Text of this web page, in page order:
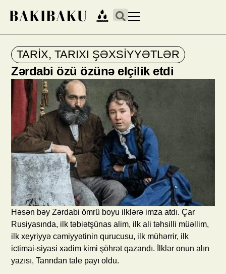
TARİX,TARIXI ŞƏXSİYYƏTLƏR
Zərdabi özü özünə elçilik etdi
Həsən bəy Zərdabi ömrü boyu ilklərə imza atdı. Çar
Rusiyasında, ilk təbiətşünas alim, ilk ali təhsilli müəllim,
ilk xeyriyyə cəmiyyətinin qurucusu, ilk mühərrir, ilk
ictimai-siyasi xadim kimi şöhrət qazandı. İlklər onun alın
yazısı, Tanrıdan tale payı oldu.